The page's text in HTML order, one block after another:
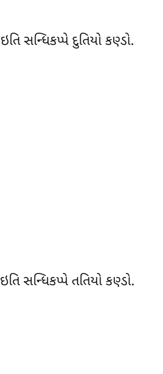
ઇતિ સન્ધિકપ્પે દુતિયો કણ્ડો.
ઇતિ સન્ધિકપ્પે તતિયો કણ્ડો.